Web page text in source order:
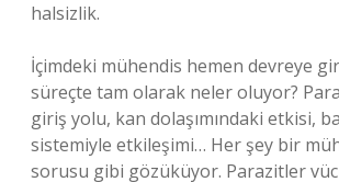
halsizlik.
İçimdeki mühendis hemen devreye
süreçte tam olarak neler oluyor?
giriş yolu, kan dolaşımındaki etkisi,
sistemiyle etkileşimi… Her şey bir
sorusu gibi gözüküyor. Parazitler